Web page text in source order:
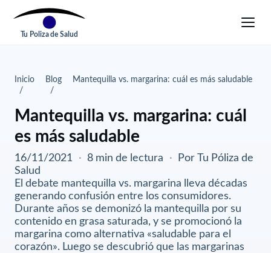
Tu Poliza de Salud
Inicio Blog Mantequilla vs. margarina: cuál es más saludable
Mantequilla vs. margarina: cuál
es más saludable
16/11/2021 · 8 min de lectura ·
Por Tu Póliza de
Salud
El debate mantequilla vs. margarina lleva décadas
generando confusión entre los consumidores.
Durante años se demonizó la mantequilla por su
contenido en grasa saturada, y se promocionó la
margarina como alternativa «saludable para el
corazón». Luego se descubrió que las margarinas